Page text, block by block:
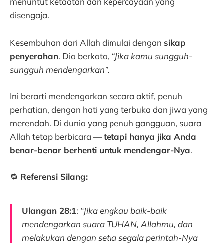
disengaja.
Kesembuhan dari Allah dimulai dengan sikap
penyerahan. Dia berkata, “Jika kamu sungguh-
sungguh mendengarkan”.
Ini berarti mendengarkan secara aktif, penuh
perhatian, dengan hati yang terbuka dan jiwa yang
merendah. Di dunia yang penuh gangguan, suara
Allah tetap berbicara —tetapi hanya jika Anda
benar-benar berhenti untuk mendengar-Nya.
🔁 Referensi Silang:
Ulangan 28:1: “Jika engkau baik-baik
mendengarkan suara TUHAN, Allahmu, dan
melakukan dengan setia segala perintah-Nya